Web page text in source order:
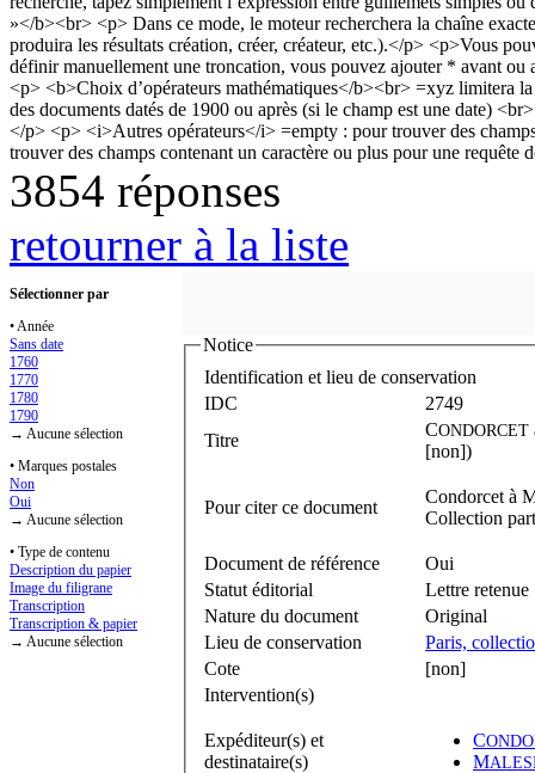
3854 réponses
retourner à la liste
Sélectionner par
• Année
Sans date
1760
1770
1780
1790
→ Aucune sélection
• Marques postales
Non
Oui
→ Aucune sélection
• Type de contenu
Description du papier
Image du filigrane
Transcription
Transcription & papier
→ Aucune sélection
Notice
Identification et lieu de conservation
IDC
2749
Titre
CONDORCET
[non])
Pour citer ce document
Condorcet à
Collection
Document de référence
Oui
Statut éditorial
Lettre retenue
Nature du document
Original
Lieu de conservation
Paris,
Cote
[non]
Intervention(s)
Expéditeur(s) et
destinataire(s)
C
M